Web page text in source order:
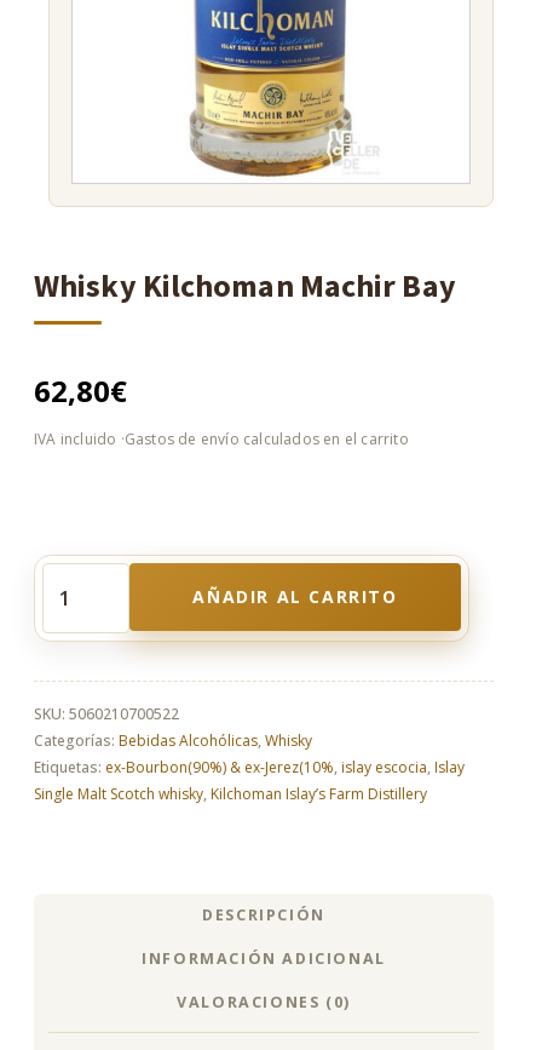
Whisky Kilchoman Machir Bay
62,80€
Kilchoman
Bay
cantidad
AÑADIR AL CARRITO
SKU: 5060210700522
Categorías: Bebidas Alcohólicas,Whisky
Etiquetas: ex-Bourbon(90%) & ex-Jerez(10%, islay escocia, Islay
Single Malt Scotch whisky, Kilchoman Islay’s Farm Distillery
DESCRIPCIÓN
INFORMACIÓN ADICIONAL
VALORACIONES (0)